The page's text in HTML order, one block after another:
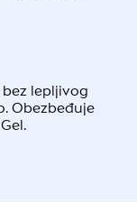
lepljivog
Obezbeđuje